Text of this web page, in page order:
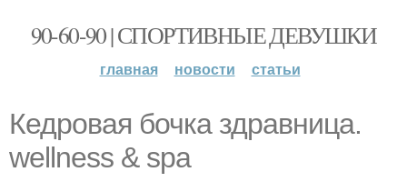
90-60-90 | СПОРТИВНЫЕ ДЕВУШКИ
главная новости статьи
Кедровая бочка здравница.
wellness & spa